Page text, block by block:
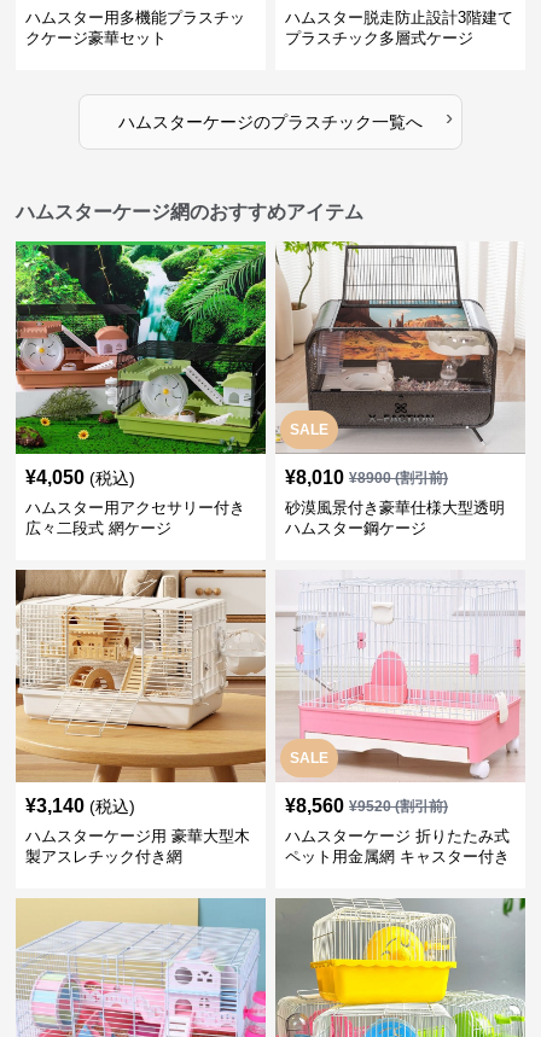
ハムスター用多機能プラスチッ
クケージ豪華セット
ハムスター脱走防止設計3階建て
プラスチック多層式ケージ
ハムスターケージのプラスチック一覧へ ›
ハムスターケージ網のおすすめアイテム
¥4,050 (税込)
ハムスター用アクセサリー付き
広々二段式 網ケージ
SALE
¥8,010 ¥8900(割引前)
砂漠風景付き豪華仕様大型透明
ハムスター鋼ケージ
¥3,140 (税込)
ハムスターケージ用 豪華大型木
製アスレチック付き網
SALE
¥8,560 ¥9520(割引前)
ハムスターケージ 折りたたみ式
ペット用金属網 キャスター付き